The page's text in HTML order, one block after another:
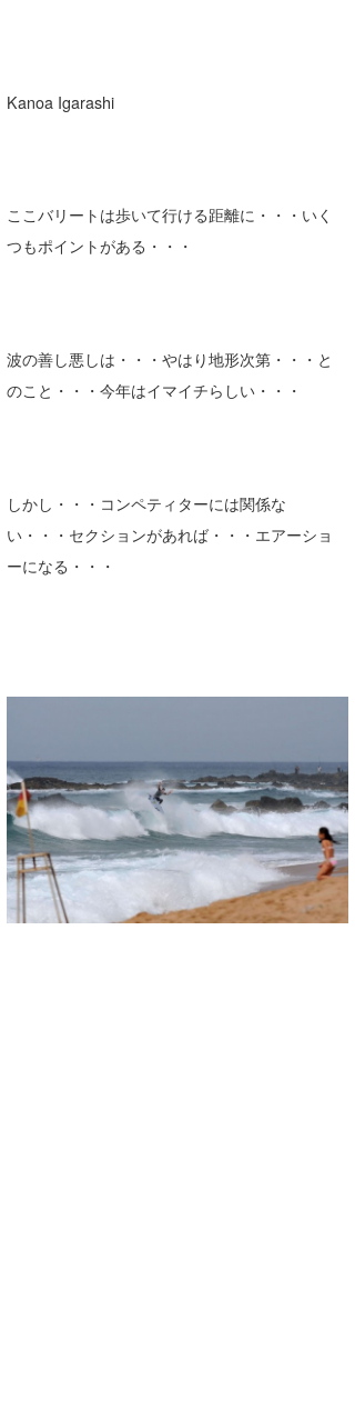
Kanoa Igarashi
ここバリートは歩いて行ける距離に・・・いく
つもポイントがある・・・
波の善し悪しは・・・やはり地形次第・・・と
のこと・・・今年はイマイチらしい・・・
しかし・・・コンペティターには関係な
い・・・セクションがあれば・・・エアーショ
ーになる・・・